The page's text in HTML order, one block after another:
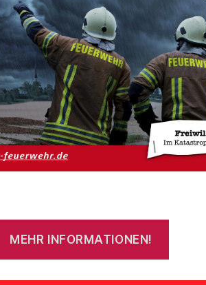
Vonadmin Veröffentlichungsdatum
28. Juni 2016
MEHR INFORMATIONEN!